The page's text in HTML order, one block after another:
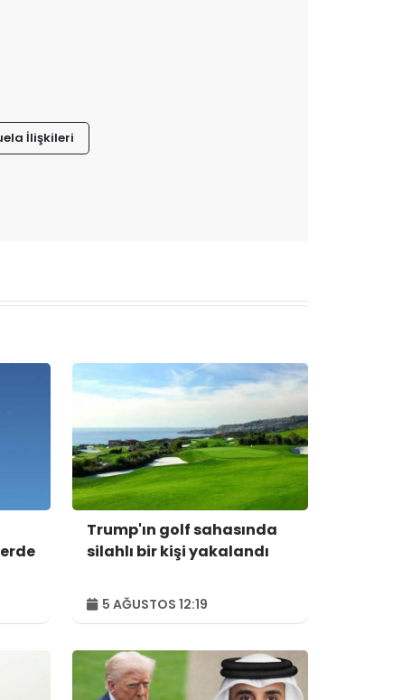
İlişkileri
Trump'ın golf sahasında
silahlı bir kişi yakalandı
5 AĞUSTOS 12:19